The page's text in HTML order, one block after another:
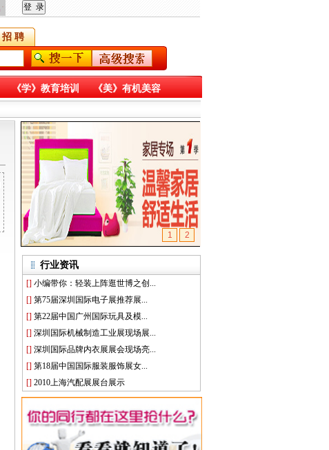
招 聘
《学》教育培训
《美》有机美容
1 2
行业资讯
[] 小编带你：轻装上阵逛世博之创...
[] 第75届深圳国际电子展推荐展...
[] 第22届中国广州国际玩具及模...
[] 深圳国际机械制造工业展现场展...
[] 深圳国际品牌内衣展展会现场亮...
[] 第18届中国国际服装服饰展女...
[] 2010上海汽配展展台展示